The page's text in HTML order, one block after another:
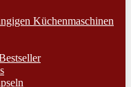
Küchenmaschinen